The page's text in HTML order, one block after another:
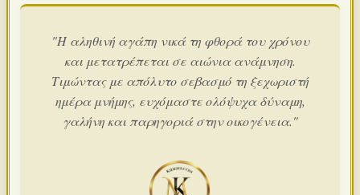
"Η αληθινή αγάπη νικά τη φθορά του χρόνου
και μετατρέπεται σε αιώνια ανάμνηση.
Τιμώντας με απόλυτο σεβασμό τη ξεχωριστή
ημέρα μνήμης, ευχόμαστε ολόψυχα δύναμη,
γαλήνη και παρηγοριά στην οικογένεια."